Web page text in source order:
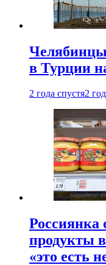
в Турции
2 года спустя2
Россиянка
продукты
«это есть